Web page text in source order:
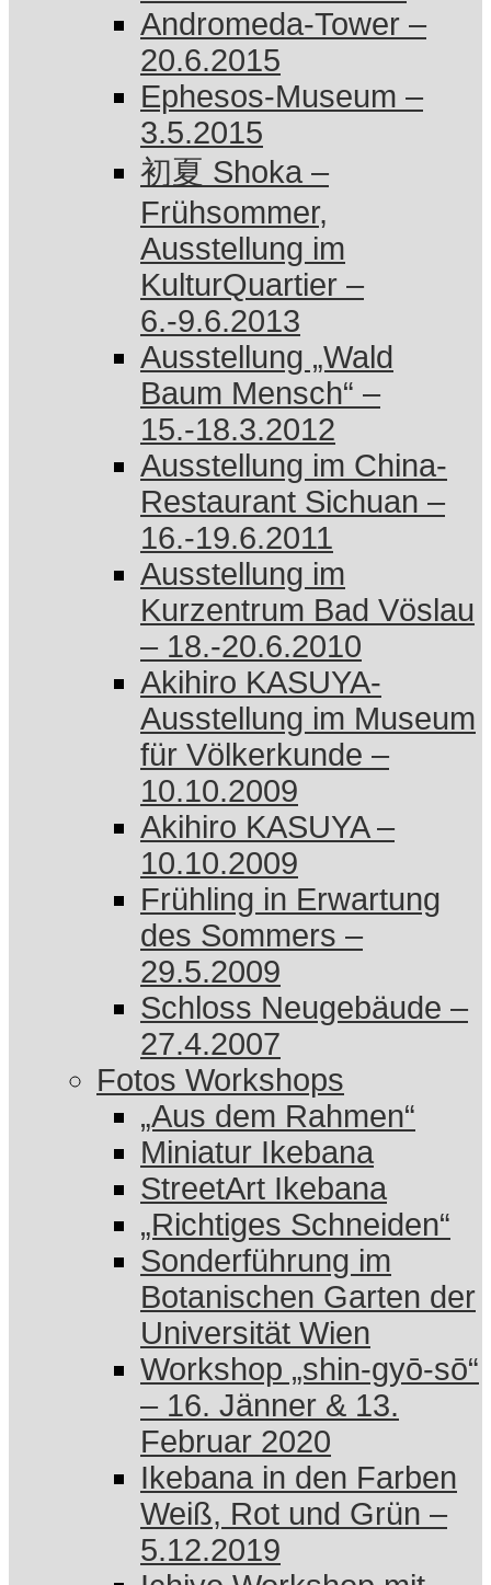
Andromeda-Tower –
20.6.2015
Ephesos-Museum –
3.5.2015
初夏 Shoka –
Frühsommer,
Ausstellung im
KulturQuartier –
6.-9.6.2013
Ausstellung „Wald
Baum Mensch“ –
15.-18.3.2012
Ausstellung im China-
Restaurant Sichuan –
16.-19.6.2011
Ausstellung im
Kurzentrum Bad Vöslau
– 18.-20.6.2010
Akihiro KASUYA-
Ausstellung im Museum
für Völkerkunde –
10.10.2009
Akihiro KASUYA –
10.10.2009
Frühling in Erwartung
des Sommers –
29.5.2009
Schloss Neugebäude –
27.4.2007
Fotos Workshops
„Aus dem Rahmen“
Miniatur Ikebana
StreetArt Ikebana
„Richtiges Schneiden“
Sonderführung im
Botanischen Garten der
Universität Wien
Workshop „shin-gyō-sō“
– 16. Jänner & 13.
Februar 2020
Ikebana in den Farben
Weiß, Rot und Grün –
5.12.2019